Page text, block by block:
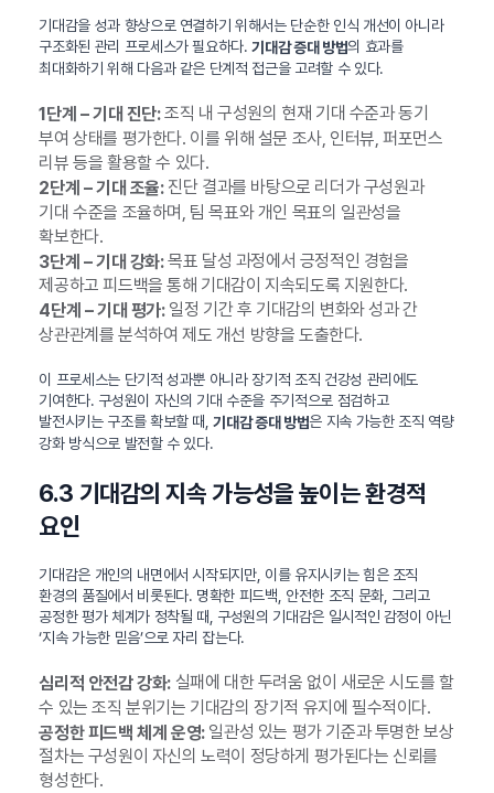
기대감을 성과 향상으로 연결하기 위해서는 단순한 인식 개선이 아니라
구조화된 관리 프로세스가 필요하다.기대감 증대 방법의 효과를
최대화하기 위해 다음과 같은 단계적 접근을 고려할 수 있다.
1단계 – 기대 진단:조직 내 구성원의 현재 기대 수준과 동기
부여 상태를 평가한다. 이를 위해 설문 조사, 인터뷰, 퍼포먼스
리뷰 등을 활용할 수 있다.
2단계 – 기대 조율:진단 결과를 바탕으로 리더가 구성원과
기대 수준을 조율하며, 팀 목표와 개인 목표의 일관성을
확보한다.
3단계 – 기대 강화:목표 달성 과정에서 긍정적인 경험을
제공하고 피드백을 통해 기대감이 지속되도록 지원한다.
4단계 – 기대 평가:일정 기간 후 기대감의 변화와 성과 간
상관관계를 분석하여 제도 개선 방향을 도출한다.
이 프로세스는 단기적 성과뿐 아니라 장기적 조직 건강성 관리에도
기여한다. 구성원이 자신의 기대 수준을 주기적으로 점검하고
발전시키는 구조를 확보할 때,기대감 증대 방법은 지속 가능한 조직 역량
강화 방식으로 발전할 수 있다.
6.3 기대감의 지속 가능성을 높이는 환경적
요인
기대감은 개인의 내면에서 시작되지만, 이를 유지시키는 힘은 조직
환경의 품질에서 비롯된다. 명확한 피드백, 안전한 조직 문화, 그리고
공정한 평가 체계가 정착될 때, 구성원의 기대감은 일시적인 감정이 아닌
‘지속 가능한 믿음’으로 자리 잡는다.
심리적 안전감 강화:실패에 대한 두려움 없이 새로운 시도를 할
수 있는 조직 분위기는 기대감의 장기적 유지에 필수적이다.
공정한 피드백 체계 운영:일관성 있는 평가 기준과 투명한 보상
절차는 구성원이 자신의 노력이 정당하게 평가된다는 신뢰를
형성한다.